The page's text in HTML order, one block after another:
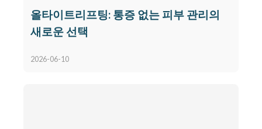
올타이트리프팅: 통증 없는 피부 관리의
새로운 선택
2026-06-10